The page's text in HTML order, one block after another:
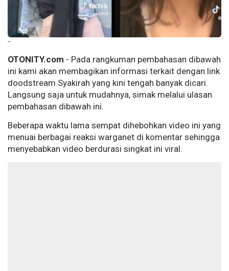
--
OTONITY.com - Pada rangkuman pembahasan dibawah
ini kami akan membagikan informasi terkait dengan link
doodstream Syakirah yang kini tengah banyak dicari.
Langsung saja untuk mudahnya, simak melalui ulasan
pembahasan dibawah ini.
Beberapa waktu lama sempat dihebohkan video ini yang
menuai berbagai reaksi warganet di komentar sehingga
menyebabkan video berdurasi singkat ini viral.